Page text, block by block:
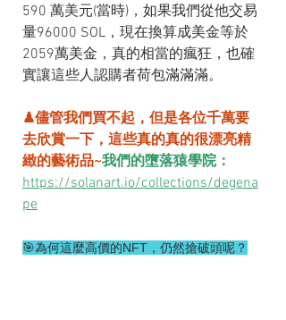
590 萬美元(當時)，如果我們從他交易
量96000 SOL，現在換算成美金等於
2059萬美金，真的相當的瘋狂，也確
實讓這些人認購者荷包滿滿滿。
♟儘管我們買不起，但是各位千萬要
去欣賞一下，這些真的真的很漂亮精
緻的藝術品~我們的墮落猿學院：
https://solanart.io/collections/degena
pe
🎯為何這麼高價的NFT，仍然搶破頭呢？